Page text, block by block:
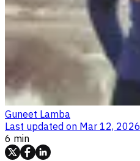
Guneet Lamba
Last updated on Mar 12, 2026
6 min